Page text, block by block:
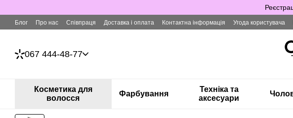
Блог Про нас Співпраця Доставка і оплата Контактна інформація Угода користувача
067 444-48-77
Косметика для
волосся
Фарбування
Техніка та
аксесуари